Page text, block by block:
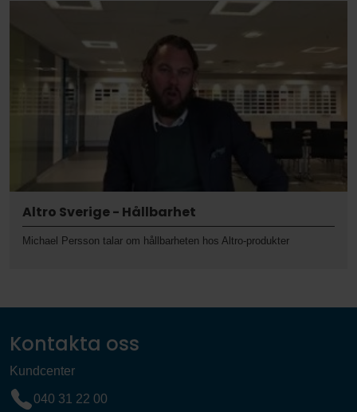
Altro Sverige - Hållbarhet
Michael Persson talar om hållbarheten hos Altro-produkter
Kontakta oss
Kundcenter
040 31 22 00